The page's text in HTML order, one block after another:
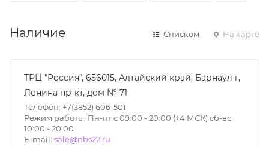
Наличие Списком На карте
ТРЦ "Россия", 656015, Алтайский край, Барнаул г,
Ленина пр-кт, дом № 71
Телефон: +7(3852) 606-501
Режим работы: Пн-пт с 09:00 - 20:00 (+4 МСК) сб-вс:
10:00 - 20:00
E-mail: sale@nbs22.ru